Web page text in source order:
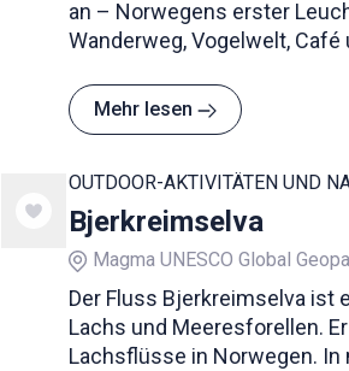
an – Norwegens erster
Wanderweg, Vogelwelt,
Mehr lesen
OUTDOOR-AKTIVITÄTEN UND
Bjerkreimselva
Magma UNESCO Global
Der Fluss Bjerkreimselva ist
Lachs und Meeresforellen.
Lachsflüsse in Norwegen.